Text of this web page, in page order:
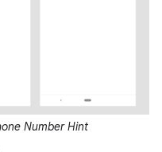
Number Hint